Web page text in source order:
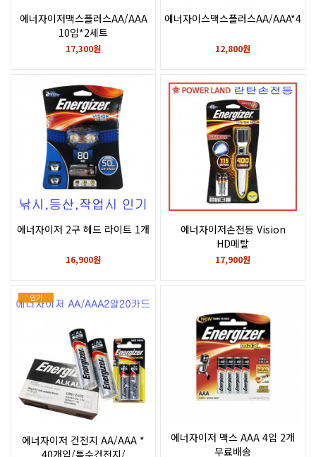
에너자이저맥스플러스AA/AAA
10입*2세트
17,300원
에너자이스맥스플러스AA/
12,800원
에너자이저 2구 헤드 라이트 1개
16,900원
에너자이저손전등 Vision
HD메탈
(건전지AA2알포함)*1세트/
17,900원
인기
에너자이저 건전지 AA/AAA *
40개입/특수건전지/
에너자이저 맥스 AAA 4입 2개
무료배송